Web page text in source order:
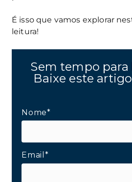
É isso que vamos explorar
leitura!
Sem tempo para
Baixe este
Nome*
Email*